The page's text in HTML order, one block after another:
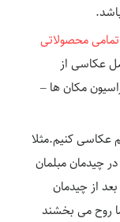
محصولاتی
عکاسی از
مکان ها –
عکاسی کنیم.مثلا
چیدمان مبلمان
از چیدمان
روح می بخشند